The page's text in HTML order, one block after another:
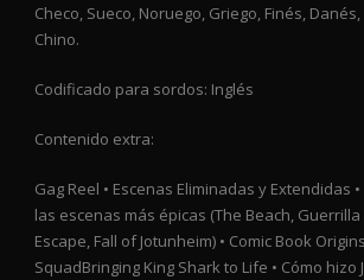
Checo, Sueco, Noruego, Griego, Finés,
Chino.
Codificado para sordos: Inglés
Contenido extra:
Gag Reel • Escenas Eliminadas y Extendidas
las escenas más épicas (The Beach, Guerrilla
Escape, Fall of Jotunheim) • Comic Book
SquadBringing King Shark to Life • Cómo hizo